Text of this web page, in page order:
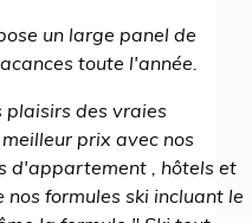
un large panel de
toute l'année.
plaisirs des vraies
prix avec nos
d'appartement , hôtels et
formules ski incluant le